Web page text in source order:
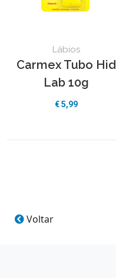
Lábios
Carmex Tubo Hid
Lab 10g
€ 5,99
Voltar